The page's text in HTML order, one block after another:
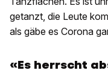
getanzt, die Leute
als gäbe es Corona
«Es herrscht